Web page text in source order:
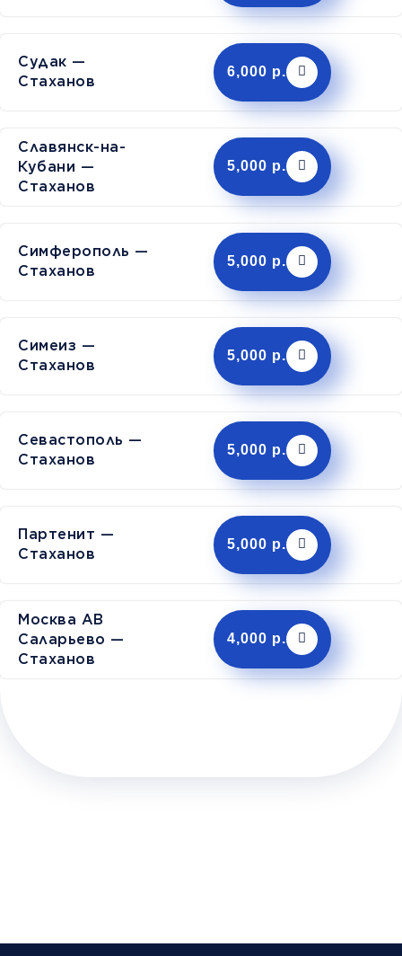
Судак —
Стаханов
6,000 р.
Славянск-на-
Кубани —
Стаханов
5,000 р.
Симферополь —
Стаханов
5,000 р.
Симеиз —
Стаханов
5,000 р.
Севастополь —
Стаханов
5,000 р.
Партенит —
Стаханов
5,000 р.
Москва АВ
Саларьево —
Стаханов
4,000 р.